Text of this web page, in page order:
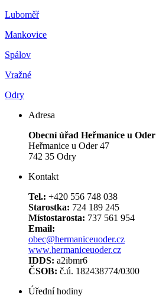
Luboměř
Mankovice
Spálov
Vražné
Odry
Adresa
Obecní úřad Heřmanice u Oder
Heřmanice u Oder 47
742 35 Odry
Kontakt
Tel.: +420 556 748 038
Starostka: 724 189 245
Místostarosta: 737 561 954
Email:
obec@hermaniceuoder.cz
www.hermaniceuoder.cz
IDDS: a2ibmr6
ČSOB: č.ú. 182438774/0300
Úřední hodiny